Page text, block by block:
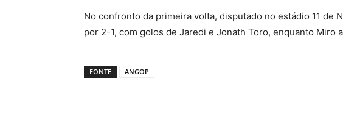
No confronto da primeira volta, disputado no estádio 11 de
por 2-1, com golos de Jaredi e Jonath Toro, enquanto Miro
FONTE ANGOP